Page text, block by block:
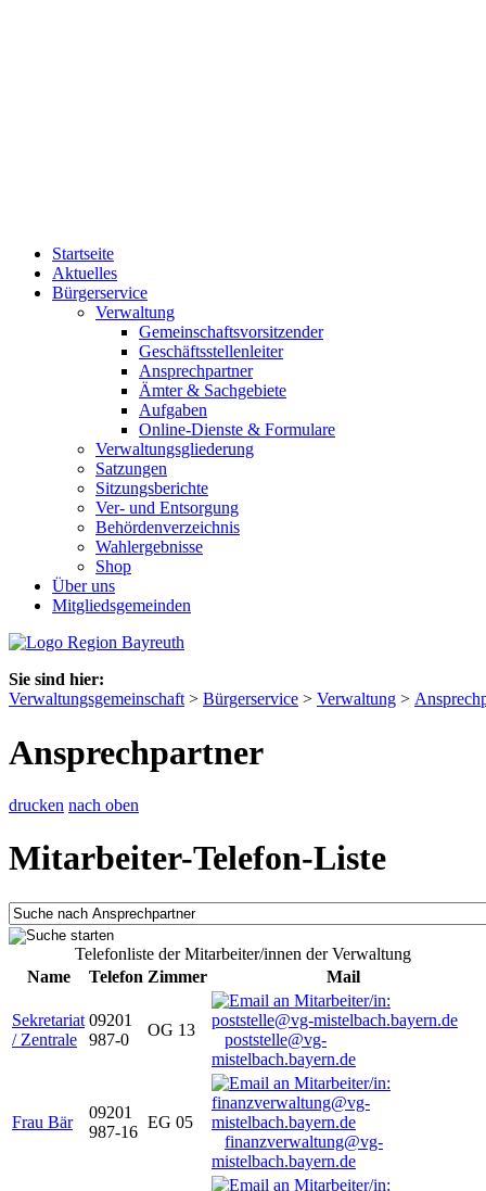
Startseite
Aktuelles
Bürgerservice
Verwaltung
Gemeinschaftsvorsitzender
Geschäftsstellenleiter
Ansprechpartner
Ämter & Sachgebiete
Aufgaben
Online-Dienste & Formulare
Verwaltungsgliederung
Satzungen
Sitzungsberichte
Ver- und Entsorgung
Behördenverzeichnis
Wahlergebnisse
Shop
Über uns
Mitgliedsgemeinden
Sie sind hier:
Verwaltungsgemeinschaft > Bürgerservice > Verwaltung >
Ansprechpartner
drucken nach oben
Mitarbeiter-Telefon-Liste
Telefonliste der Mitarbeiter/innen der Verwaltung
Name
Telefon Zimmer Mail
Sekretariat
/ Zentrale
09201
987-0
OG 13
poststelle@vg-
mistelbach.bayern.de
Frau Bär
09201
987-16
EG 05
finanzverwaltung@vg-
mistelbach.bayern.de